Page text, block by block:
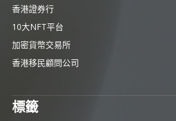
香港證券行
10大NFT平台
加密貨幣交易所
香港移民顧問公司
標籤